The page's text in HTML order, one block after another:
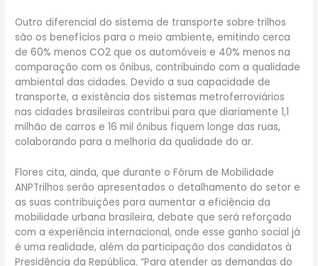
Outro diferencial do sistema de transporte sobre trilhos
são os benefícios para o meio ambiente, emitindo cerca
de 60% menos CO2 que os automóveis e 40% menos na
comparação com os ônibus, contribuindo com a qualidade
ambiental das cidades. Devido a sua capacidade de
transporte, a existência dos sistemas metroferroviários
nas cidades brasileiras contribui para que diariamente 1,1
milhão de carros e 16 mil ônibus fiquem longe das ruas,
colaborando para a melhoria da qualidade do ar.
Flores cita, ainda, que durante o Fórum de Mobilidade
ANPTrilhos serão apresentados o detalhamento do setor e
as suas contribuições para aumentar a eficiência da
mobilidade urbana brasileira, debate que será reforçado
com a experiência internacional, onde esse ganho social já
é uma realidade, além da participação dos candidatos à
Presidência da República. “Para atender as demandas do